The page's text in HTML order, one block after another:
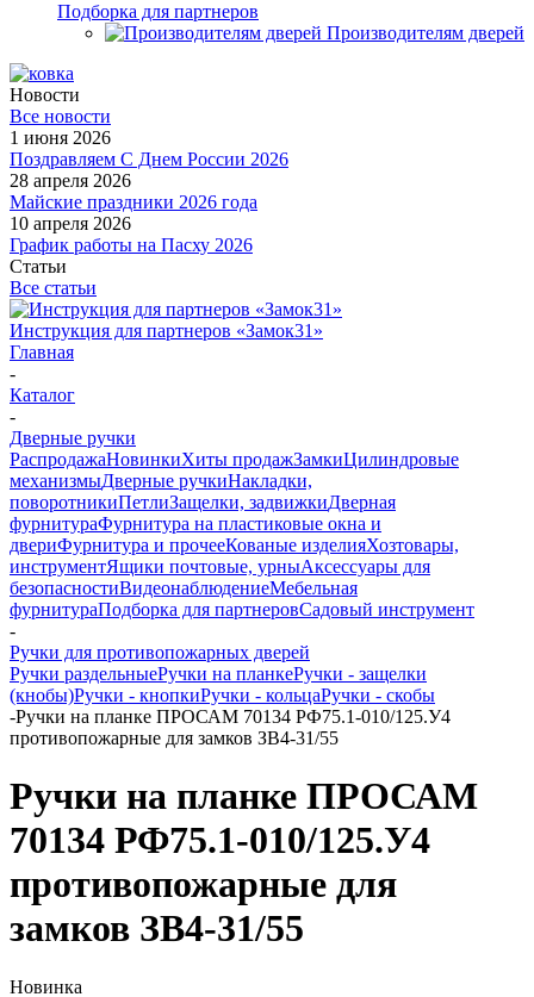
Подборка для партнеров
Производителям дверей
Новости
Все новости
1 июня 2026
Поздравляем С Днем России 2026
28 апреля 2026
Майские праздники 2026 года
10 апреля 2026
График работы на Пасху 2026
Статьи
Все статьи
Инструкция для партнеров «Замок31»
Главная
-
Каталог
-
Дверные ручки
РаспродажаНовинкиХиты продажЗамкиЦилиндровые
механизмыДверные ручкиНакладки,
поворотникиПетлиЗащелки, задвижкиДверная
фурнитураФурнитура на пластиковые окна и
двериФурнитура и прочееКованые изделияХозтовары,
инструментЯщики почтовые, урныАксессуары для
безопасностиВидеонаблюдениеМебельная
фурнитураПодборка для партнеровСадовый инструмент
-
Ручки для противопожарных дверей
Ручки раздельныеРучки на планкеРучки - защелки
(кнобы)Ручки - кнопкиРучки - кольцаРучки - скобы
-Ручки на планке ПРОСАМ 70134 РФ75.1-010/125.У4
противопожарные для замков ЗВ4-31/55
Ручки на планке ПРОСАМ
70134 РФ75.1-010/125.У4
противопожарные для
замков ЗВ4-31/55
Новинка